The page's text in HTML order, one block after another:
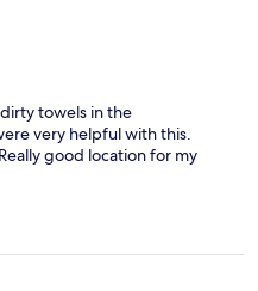
towels in the
very helpful with this.
good location for my